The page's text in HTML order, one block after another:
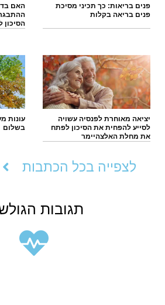
פנים בריאות: כך תכיני מסיכת
פנים בריאה בקלות
האם
הסיכון
יציאה מאוחרת לפנסיה עשויה
לסייע להפחית את הסיכון לפתח
את מחלת האלצהיימר
עונות
בשלום
לצפייה בכל הכתבות
תגובות